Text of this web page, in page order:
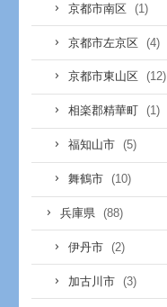
京都市南区 (1)
京都市左京区 (4)
京都市東山区 (12)
相楽郡精華町 (1)
福知山市 (5)
舞鶴市 (10)
兵庫県 (88)
伊丹市 (2)
加古川市 (3)